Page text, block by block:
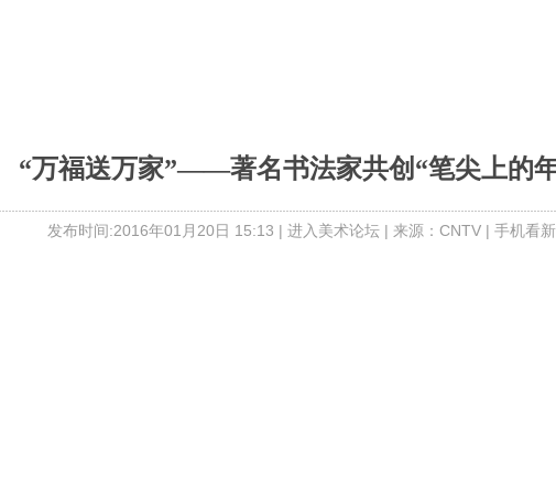
“万福送万家”——著名书法家共创“笔尖上的
发布时间:2016年01月20日 15:13 | 进入美术论坛 | 来源：CNTV | 手机看